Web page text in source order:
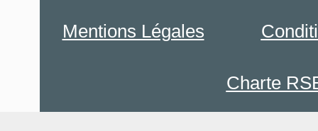
Mentions Légales
Charte